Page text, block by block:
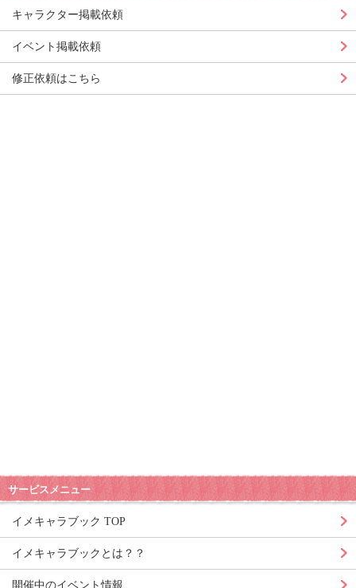
キャラクター掲載依頼
イベント掲載依頼
修正依頼はこちら
サービスメニュー
イメキャラブック TOP
イメキャラブックとは？？
開催中のイベント情報